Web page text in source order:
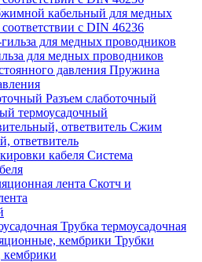
кабельный для медных
с DIN 46236
для медных проводников
Пружина
Разъем слаботочный
термоусадочный
Сжим
ответвитель
Система
Скотч и
Трубка термоусадочная
Трубки
кембрики